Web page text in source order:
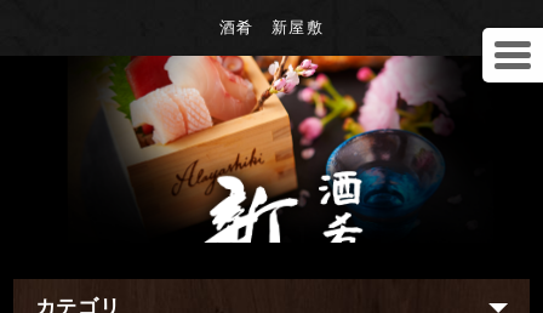
酒肴 新屋敷
カテゴリ